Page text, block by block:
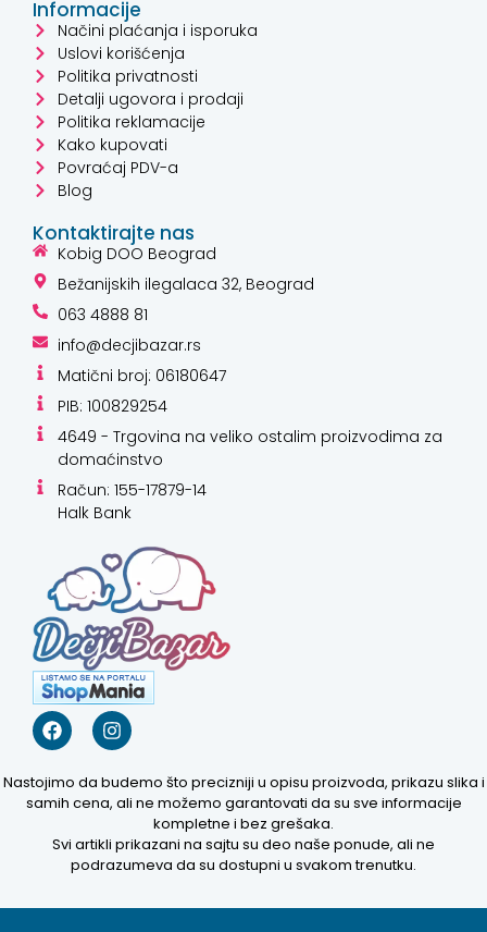
Informacije
Načini plaćanja i isporuka
Uslovi korišćenja
Politika privatnosti
Detalji ugovora i prodaji
Politika reklamacije
Kako kupovati
Povraćaj PDV-a
Blog
Kontaktirajte nas
Kobig DOO Beograd
Bežanijskih ilegalaca 32, Beograd
063 4888 81
info@decjibazar.rs
Matični broj: 06180647
PIB: 100829254
4649 - Trgovina na veliko ostalim proizvodima za
domaćinstvo
Račun: 155-17879-14
Halk Bank
Nastojimo da budemo što precizniji u opisu proizvoda, prikazu slika i
samih cena, ali ne možemo garantovati da su sve informacije
kompletne i bez grešaka.
Svi artikli prikazani na sajtu su deo naše ponude, ali ne
podrazumeva da su dostupni u svakom trenutku.